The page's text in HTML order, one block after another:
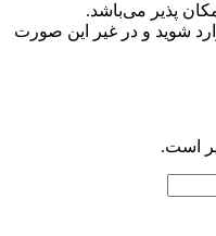
پذیر می‌باشد.
شوید و در غیر این صورت
است.